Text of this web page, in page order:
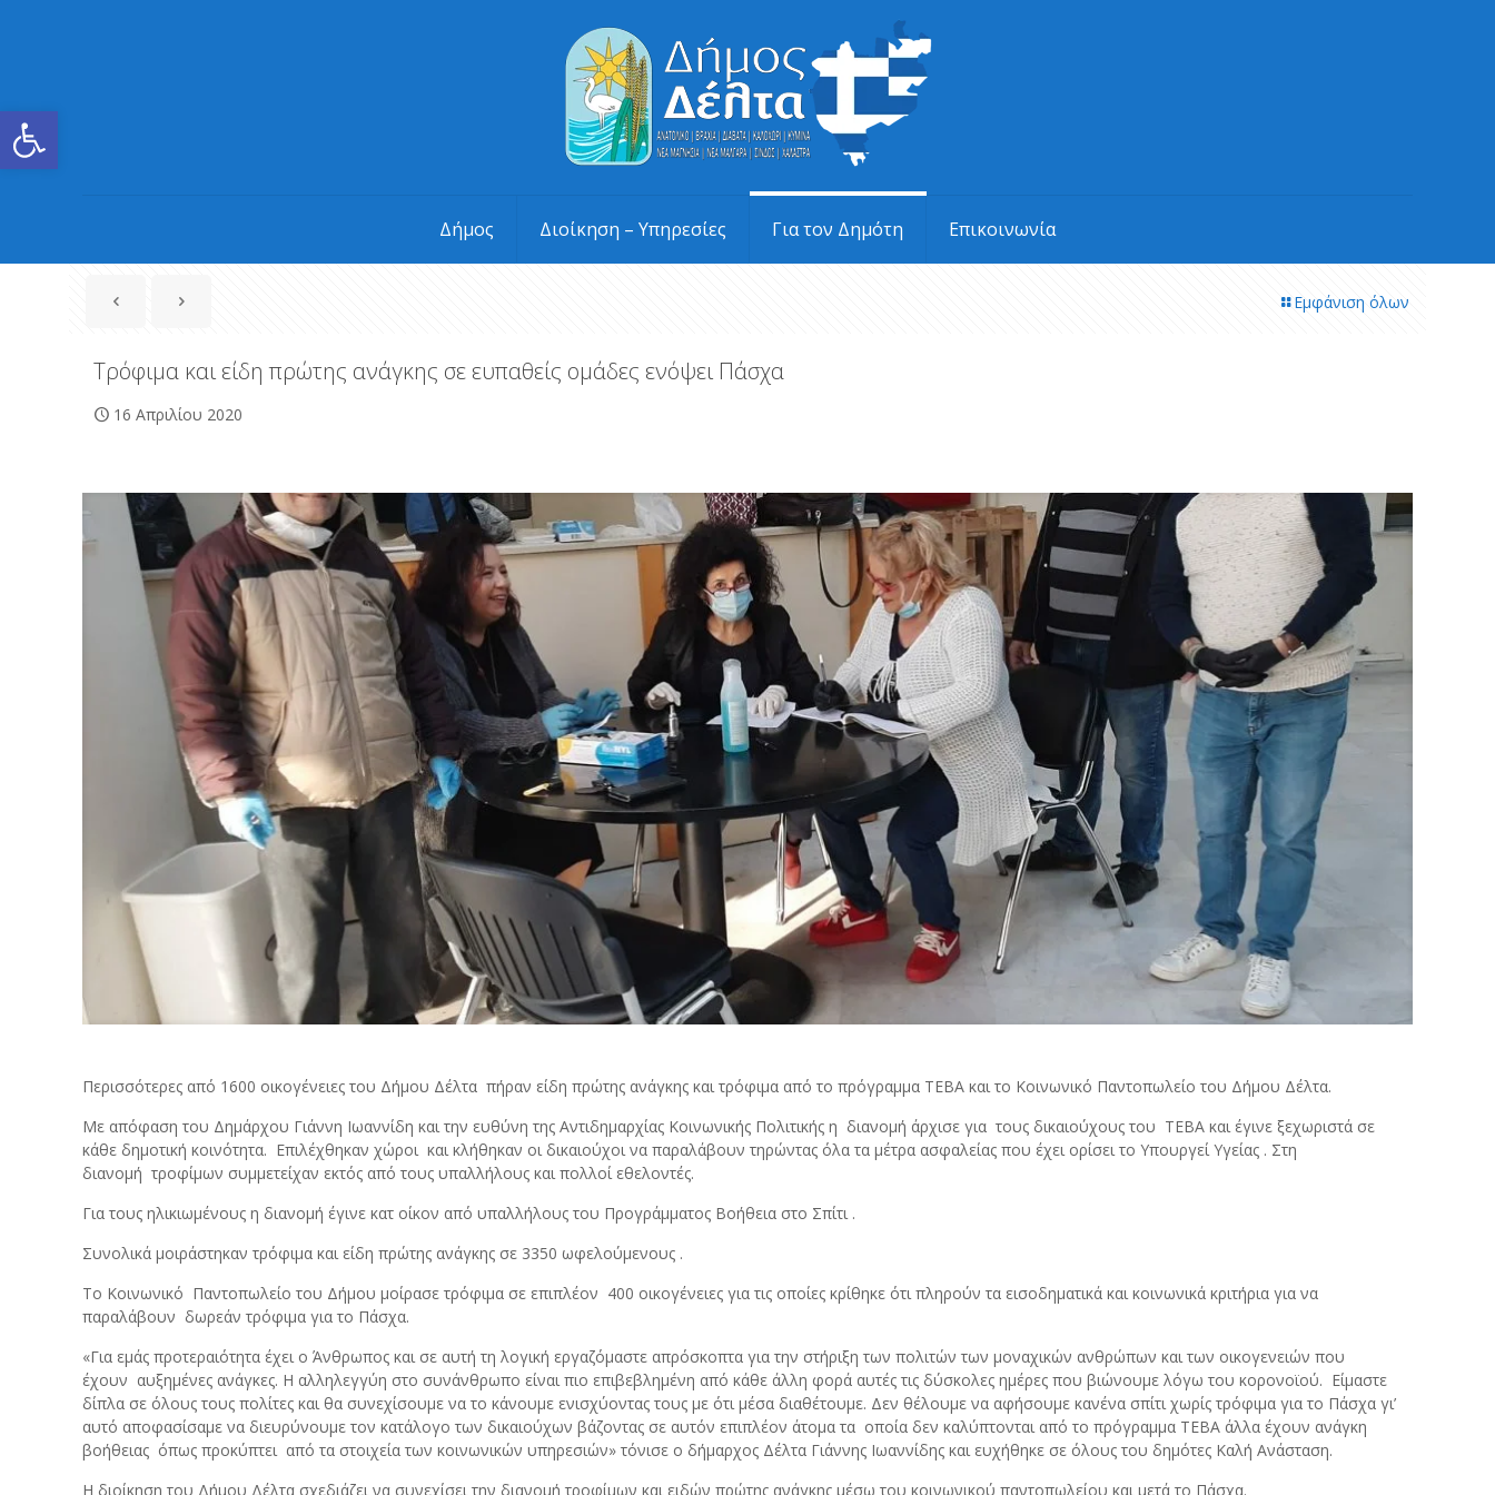
Ανοίξτε τη γραμμή εργαλείων
Δήμος Διοίκηση – Υπηρεσίες Για τον Δημότη Επικοινωνία
Εμφάνιση όλων
Τρόφιμα και είδη πρώτης ανάγκης σε ευπαθείς ομάδες ενόψει Πάσχα
16 Απριλίου 2020
Περισσότερες από 1600 οικογένειες του Δήμου Δέλτα πήραν είδη πρώτης ανάγκης και τρόφιμα από το πρόγραμμα ΤΕΒΑ και το Κοινωνικό Παντοπωλείο του Δήμου Δέλτα.
Με απόφαση του Δημάρχου Γιάννη Ιωαννίδη και την ευθύνη της Αντιδημαρχίας Κοινωνικής Πολιτικής η διανομή άρχισε για τους δικαιούχους του ΤΕΒΑ και έγινε ξεχωριστά σε
κάθε δημοτική κοινότητα. Επιλέχθηκαν χώροι και κλήθηκαν οι δικαιούχοι να παραλάβουν τηρώντας όλα τα μέτρα ασφαλείας που έχει ορίσει το Υπουργεί Υγείας . Στη
διανομή τροφίμων συμμετείχαν εκτός από τους υπαλλήλους και πολλοί εθελοντές.
Για τους ηλικιωμένους η διανομή έγινε κατ οίκον από υπαλλήλους του Προγράμματος Βοήθεια στο Σπίτι .
Συνολικά μοιράστηκαν τρόφιμα και είδη πρώτης ανάγκης σε 3350 ωφελούμενους .
Το Κοινωνικό Παντοπωλείο του Δήμου μοίρασε τρόφιμα σε επιπλέον 400 οικογένειες για τις οποίες κρίθηκε ότι πληρούν τα εισοδηματικά και κοινωνικά κριτήρια για να
παραλάβουν δωρεάν τρόφιμα για το Πάσχα.
«Για εμάς προτεραιότητα έχει ο Άνθρωπος και σε αυτή τη λογική εργαζόμαστε απρόσκοπτα για την στήριξη των πολιτών των μοναχικών ανθρώπων και των οικογενειών που
έχουν αυξημένες ανάγκες. Η αλληλεγγύη στο συνάνθρωπο είναι πιο επιβεβλημένη από κάθε άλλη φορά αυτές τις δύσκολες ημέρες που βιώνουμε λόγω του κορονοϊού. Είμαστε
δίπλα σε όλους τους πολίτες και θα συνεχίσουμε να το κάνουμε ενισχύοντας τους με ότι μέσα διαθέτουμε. Δεν θέλουμε να αφήσουμε κανένα σπίτι χωρίς τρόφιμα για το Πάσχα γι’
αυτό αποφασίσαμε να διευρύνουμε τον κατάλογο των δικαιούχων βάζοντας σε αυτόν επιπλέον άτομα τα οποία δεν καλύπτονται από το πρόγραμμα ΤΕΒΑ άλλα έχουν ανάγκη
βοήθειας όπως προκύπτει από τα στοιχεία των κοινωνικών υπηρεσιών» τόνισε ο δήμαρχος Δέλτα Γιάννης Ιωαννίδης και ευχήθηκε σε όλους του δημότες Καλή Ανάσταση.
Η διοίκηση του Δήμου Δέλτα σχεδιάζει να συνεχίσει την διανομή τροφίμων και ειδών πρώτης ανάγκης μέσω του κοινωνικού παντοπωλείου και μετά το Πάσχα.